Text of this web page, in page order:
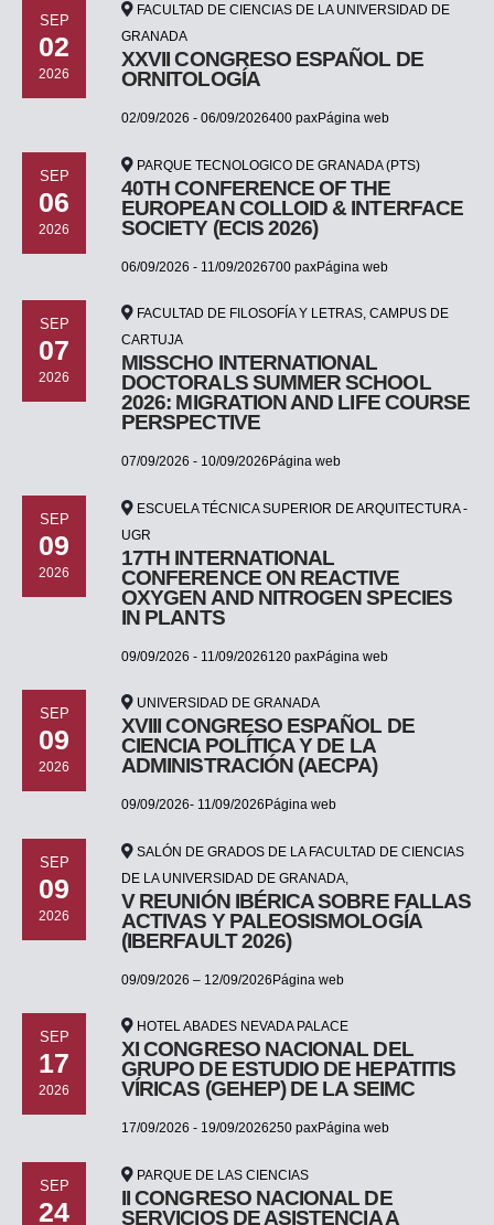
SEP
02
2026
FACULTAD DE CIENCIAS DE LA UNIVERSIDAD DE
GRANADA
XXVII CONGRESO ESPAÑOL DE
ORNITOLOGÍA
02/09/2026 - 06/09/2026400 paxPágina web
SEP
06
2026
PARQUE TECNOLOGICO DE GRANADA (PTS)
40TH CONFERENCE OF THE
EUROPEAN COLLOID & INTERFACE
SOCIETY (ECIS 2026)
06/09/2026 - 11/09/2026700 paxPágina web
SEP
07
2026
FACULTAD DE FILOSOFÍA Y LETRAS, CAMPUS DE
CARTUJA
MISSCHO INTERNATIONAL
DOCTORALS SUMMER SCHOOL
2026: MIGRATION AND LIFE COURSE
PERSPECTIVE
07/09/2026 - 10/09/2026Página web
SEP
09
2026
ESCUELA TÉCNICA SUPERIOR DE ARQUITECTURA -
UGR
17TH INTERNATIONAL
CONFERENCE ON REACTIVE
OXYGEN AND NITROGEN SPECIES
IN PLANTS
09/09/2026 - 11/09/2026120 paxPágina web
SEP
09
2026
UNIVERSIDAD DE GRANADA
XVIII CONGRESO ESPAÑOL DE
CIENCIA POLÍTICA Y DE LA
ADMINISTRACIÓN (AECPA)
09/09/2026- 11/09/2026Página web
SEP
09
2026
SALÓN DE GRADOS DE LA FACULTAD DE CIENCIAS
DE LA UNIVERSIDAD DE GRANADA,
V REUNIÓN IBÉRICA SOBRE FALLAS
ACTIVAS Y PALEOSISMOLOGÍA
(IBERFAULT 2026)
09/09/2026 – 12/09/2026Página web
SEP
17
2026
HOTEL ABADES NEVADA PALACE
XI CONGRESO NACIONAL DEL
GRUPO DE ESTUDIO DE HEPATITIS
VÍRICAS (GEHEP) DE LA SEIMC
17/09/2026 - 19/09/2026250 paxPágina web
SEP
24
PARQUE DE LAS CIENCIAS
II CONGRESO NACIONAL DE
SERVICIOS DE ASISTENCIA A